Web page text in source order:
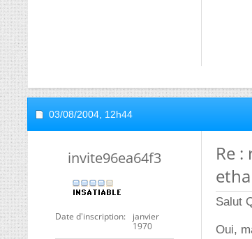
03/08/2004, 12h44
invite96ea64f3
Date d'inscription
janvier
1970
Re
Salut
Oui,